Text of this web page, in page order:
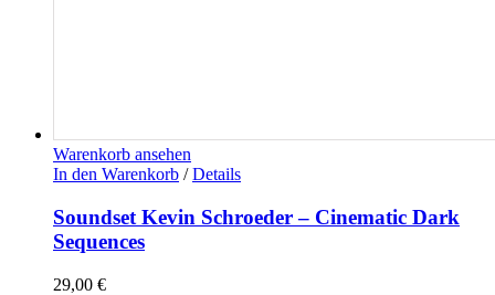
Warenkorb ansehen
In den Warenkorb / Details
Soundset Kevin Schroeder – Cinematic Dark
Sequences
29,00 €